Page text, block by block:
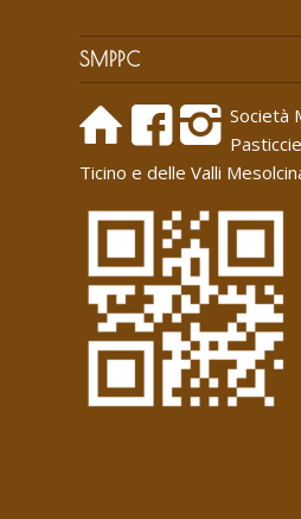
SMPPC
Società
Ticino e delle Valli